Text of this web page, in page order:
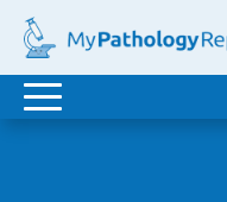
navigazione